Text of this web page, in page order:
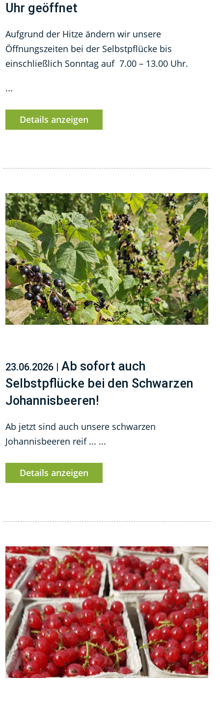
Uhr geöffnet
Aufgrund der Hitze ändern wir unsere
Öffnungszeiten bei der Selbstpflücke bis
einschließlich Sonntag auf 7.00 – 13.00 Uhr.
...
Details anzeigen
23.06.2026 | Ab sofort auch
Selbstpflücke bei den Schwarzen
Johannisbeeren!
Ab jetzt sind auch unsere schwarzen
Johannisbeeren reif ... ...
Details anzeigen